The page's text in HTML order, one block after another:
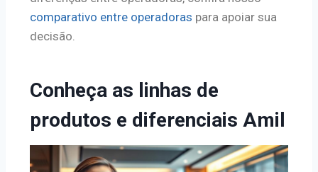
comparativo entre operadoras para apoiar sua
decisão.
Conheça as linhas de
produtos e diferenciais Amil